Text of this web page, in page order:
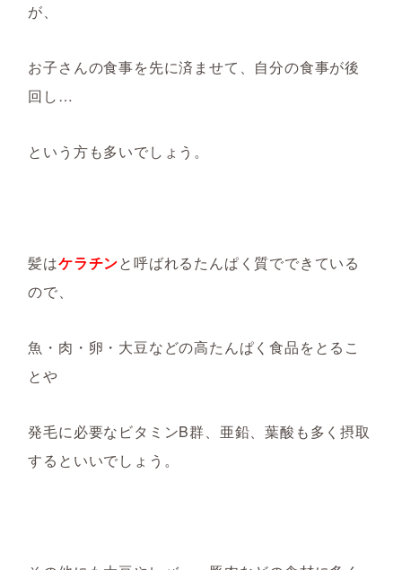
が、
お子さんの食事を先に済ませて、自分の食事が後
回し…
という方も多いでしょう。
髪はケラチンと呼ばれるたんぱく質でできている
ので、
魚・肉・卵・大豆などの高たんぱく食品をとるこ
とや
発毛に必要なビタミンB群、亜鉛、葉酸も多く摂取
するといいでしょう。